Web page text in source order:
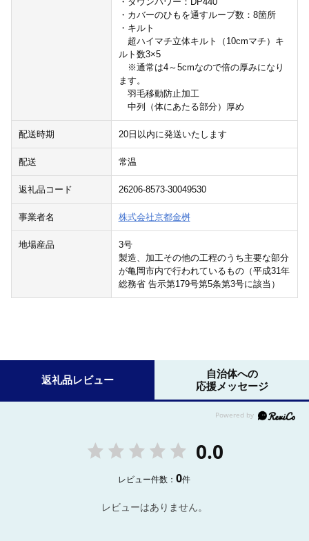
・カバーのひもを通すループ数：8箇所
・キルト
超ハイマチ立体キルト（10cmマチ）キ
ルト数3×5
※通常は4～5cmなので倍の厚みになり
ます。
羽毛移動防止加工
中列（体にあたる部分）厚め
配送時期 20日以内に発送いたします
配送 常温
返礼品コード 26206-8573-30049530
事業者名 株式会社京都金桝
地場産品
3号
製造、加工その他の工程のうち主要な部分
が亀岡市内で行われているもの（平成31年
総務省 告示第179号第5条第3号に該当）
返礼品レビュー
自治体への
応援メッセージ
0.0
レビュー件数：0件
レビューはありません。